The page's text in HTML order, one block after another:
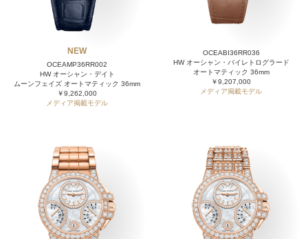
NEW
OCEAMP36RR002
HW オーシャン・デイト
ムーンフェイズ オートマティック 36mm
￥9,262,000
メディア掲載モデル
OCEABI36RR036
HW オーシャン・バイレトログラード
オートマティック 36mm
￥9,207,000
メディア掲載モデル